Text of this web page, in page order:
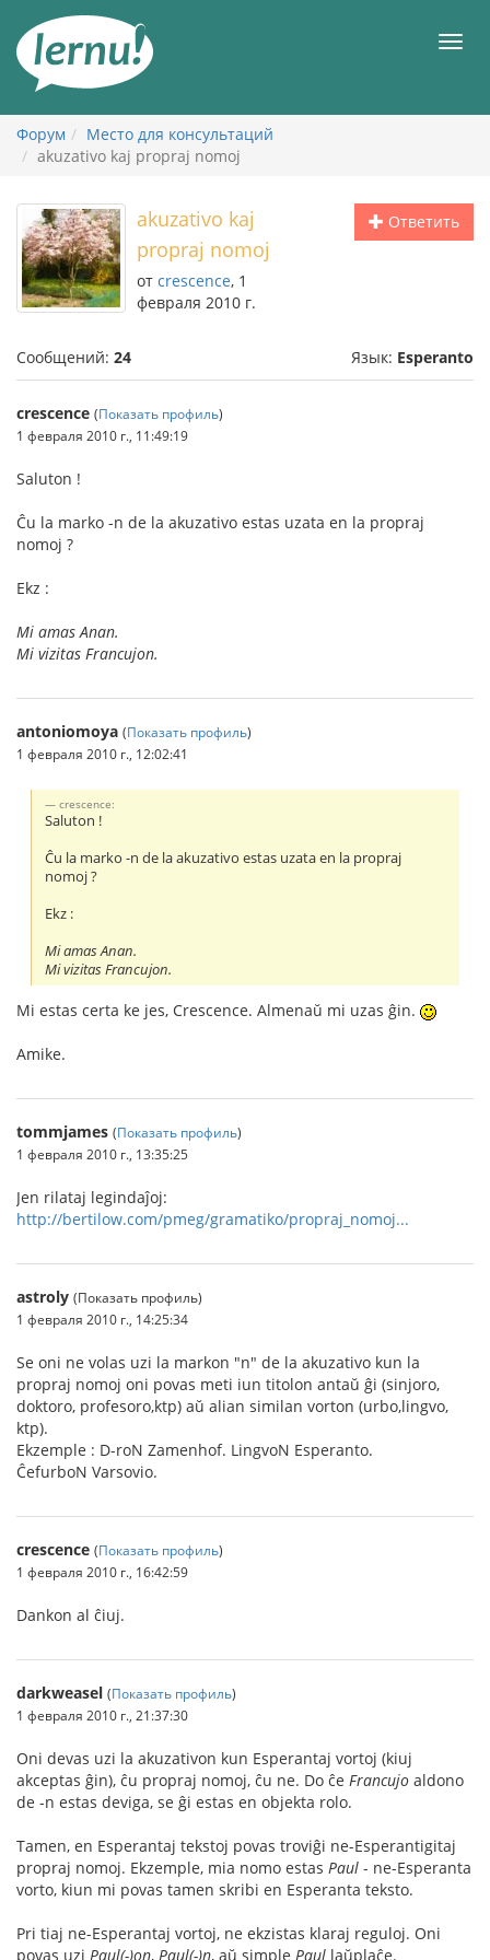
содержанию
Форум
Место для консультаций
akuzativo kaj propraj nomoj
Ответить
akuzativo kaj
propraj nomoj
от crescence, 1
февраля 2010 г.
Сообщений: 24 Язык: Esperanto
crescence (Показать профиль)
1 февраля 2010 г., 11:49:19
Saluton !
Ĉu la marko -n de la akuzativo estas uzata en la propraj
nomoj ?
Ekz :
Mi amas Anan.
Mi vizitas Francujon.
antoniomoya (Показать профиль)
1 февраля 2010 г., 12:02:41
crescence:
Saluton !
Ĉu la marko -n de la akuzativo estas uzata en la propraj
nomoj ?
Ekz :
Mi amas Anan.
Mi vizitas Francujon.
Mi estas certa ke jes, Crescence. Almenaŭ mi uzas ĝin.
Amike.
tommjames (Показать профиль)
1 февраля 2010 г., 13:35:25
Jen rilataj legindaĵoj:
http://bertilow.com/pmeg/gramatiko/propraj_nomoj...
astroly (Показать профиль)
1 февраля 2010 г., 14:25:34
Se oni ne volas uzi la markon "n" de la akuzativo kun la
propraj nomoj oni povas meti iun titolon antaŭ ĝi (sinjoro,
doktoro, profesoro,ktp) aŭ alian similan vorton (urbo,lingvo,
ktp).
Ekzemple : D-roN Zamenhof. LingvoN Esperanto.
ĈefurboN Varsovio.
crescence (Показать профиль)
1 февраля 2010 г., 16:42:59
Dankon al ĉiuj.
darkweasel (Показать профиль)
1 февраля 2010 г., 21:37:30
Oni devas uzi la akuzativon kun Esperantaj vortoj (kiuj
akceptas ĝin), ĉu propraj nomoj, ĉu ne. Do ĉe Francujo aldono
de -n estas deviga, se ĝi estas en objekta rolo.
Tamen, en Esperantaj tekstoj povas troviĝi ne-Esperantigitaj
propraj nomoj. Ekzemple, mia nomo estas Paul - ne-Esperanta
vorto, kiun mi povas tamen skribi en Esperanta teksto.
Pri tiaj ne-Esperantaj vortoj, ne ekzistas klaraj reguloj. Oni
povas uzi Paul(-)on, Paul(-)n, aŭ simple Paul laŭplaĉe.